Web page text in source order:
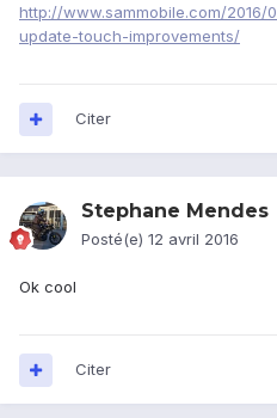
http://www.sammobile.com/
update-touch-improvements/
Citer
Stephane Mendes
Posté(e) 12 avril 2016
Ok cool
Citer